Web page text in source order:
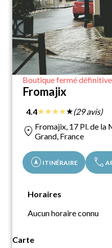
Boutique fermé
Fromajix
4.4★★★★★(29 avis)
location_on Fromajix, 17 Pl. de
Grand, France
assistant_navigation ITINÉRAIRE call
Horaires
Aucun horaire connu
Carte